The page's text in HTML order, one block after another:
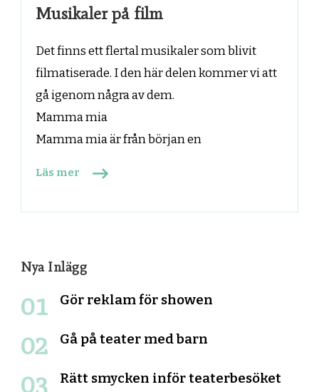
Musikaler på film
Det finns ett flertal musikaler som blivit
filmatiserade. I den här delen kommer vi att
gå igenom några av dem.
Mamma mia
Mamma mia är från början en
Läs mer
Sidnumrering
för
inlägg
Nya Inlägg
Gör reklam för showen
Gå på teater med barn
Rätt smycken inför teaterbesöket